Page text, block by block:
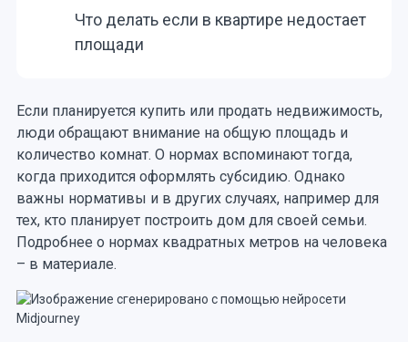
Что делать если в квартире недостает
площади
Если планируется купить или продать недвижимость,
люди обращают внимание на общую площадь и
количество комнат. О нормах вспоминают тогда,
когда приходится оформлять субсидию. Однако
важны нормативы и в других случаях, например для
тех, кто планирует построить дом для своей семьи.
Подробнее о нормах квадратных метров на человека
– в материале.